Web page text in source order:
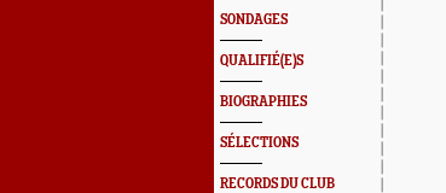
SONDAGES
QUALIFIÉ(E)S
BIOGRAPHIES
SÉLECTIONS
RECORDS DU CLUB